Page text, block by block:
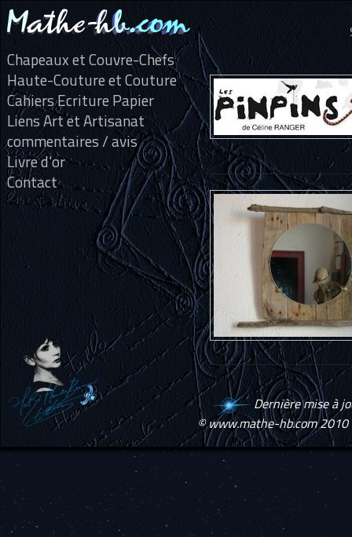
Chapeaux et Couvre-Chefs
Haute-Couture et Couture
Cahiers Ecriture Papier
Liens Art et Artisanat
commentaires / avis
Livre d'or
Contact
Dernière mise à
© www.mathe-hb.com